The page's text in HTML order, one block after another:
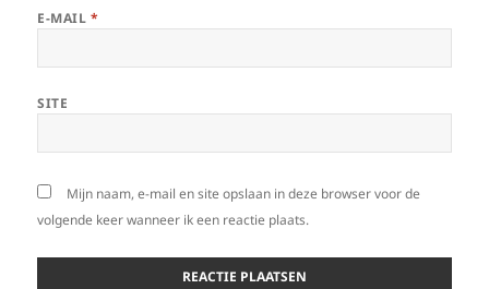
E-MAIL *
SITE
Mijn naam, e-mail en site opslaan in deze browser voor de
volgende keer wanneer ik een reactie plaats.